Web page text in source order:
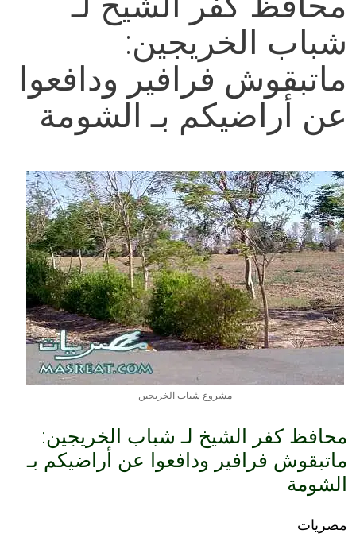
شباب الخريجين:
ماتبقوش فرافير ودافعوا
عن أراضيكم بـ الشومة
مشروع شباب الخريجين
محافظ كفر الشيخ لـ شباب الخريجين:
ماتبقوش فرافير ودافعوا عن أراضيكم بـ
الشومة
مصريات